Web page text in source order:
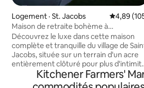
Logement · St. Jacobs Note
4,89
Maison de retraite bohème à
4 chambres : bain à remous, sauna, oasis
et spa
Découvrez le luxe dans cette maison
complète et tranquille du village de
Jacobs, située sur un terrain d'un acre
entièrement clôturé pour plus
Il dispose de trois chambres : 1 lit « king
size », 1 lit « queen size », 2 lits simples, un
Kitchener Farmers'